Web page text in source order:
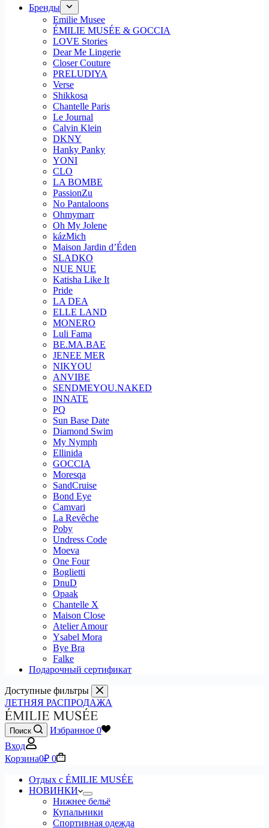
Бренды
Emilie Musee
ÉMILIE MUSÉE & GOCCIA
LOVE Stories
Dear Me Lingerie
Closer Couture
PRELUDIYA
Verse
Shikkosa
Chantelle Paris
Le Journal
Calvin Klein
DKNY
Hanky Panky
YONI
CLO
LA BOMBE
PassionZu
No Pantaloons
Ohmymarr
Oh My Jolene
kázMich
Maison Jardin d’Éden
SLADKO
NUE NUE
Katisha Like It
Pride
LA DEA
ELLE LAND
MONERO
Luli Fama
BE.MA.BAE
JENEE MER
NIKYOU
ANVIBE
SENDMEYOU.NAKED
INNATE
PQ
Sun Base Date
Diamond Swim
My Nymph
Ellinida
GOCCIA
Moresqa
SandCruise
Bond Eye
Camvari
La Revêche
Poby
Undress Code
Moeva
One Four
Boglietti
DnuD
Opaak
Chantelle X
Maison Close
Atelier Amour
Ysabel Mora
Bye Bra
Falke
Подарочный сертификат
Доступные фильтры
ЛЕТНЯЯ РАСПРОДАЖА
Поиск Избранное 0
Вход
Корзина0₽ 0
Отдых с ÉMILIE MUSÉE
НОВИНКИ
Нижнее бельё
Купальники
Спортивная одежда